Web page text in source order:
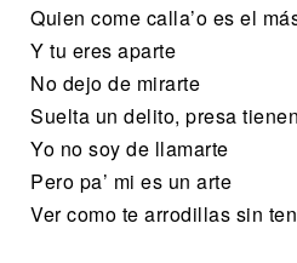
Quien come calla’o es el
Y tu eres aparte
No dejo de mirarte
Suelta un delito, presa
Yo no soy de llamarte
Pero pa’ mi es un arte
Ver como te arrodillas sin